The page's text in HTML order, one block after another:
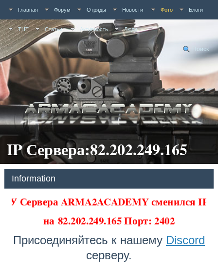
Главная Форум Отряды Новости Фото Блоги
ТНТ Статьи Активность Люди
Поиск
IP Сервера:82.202.249.165
Information
У Сервера ARMA2ACADEMY сменился IP
на82.202.249.165 Порт: 2402
Присоединяйтесь к нашему Discord
серверу.